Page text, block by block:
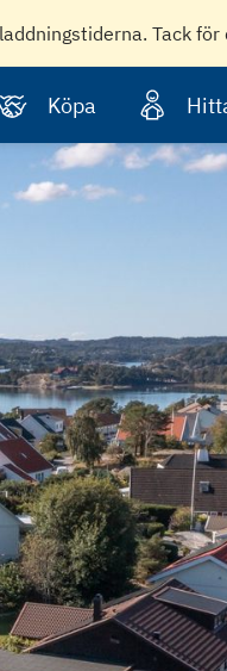
Tack
Köpa